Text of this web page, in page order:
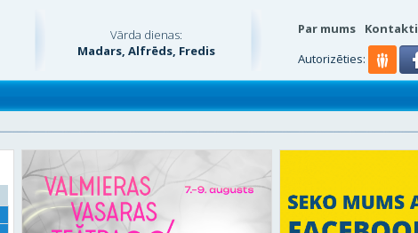
Vārda dienas:
Madars, Alfrēds, Fredis
Par mums Kontakti
Autorizēties: